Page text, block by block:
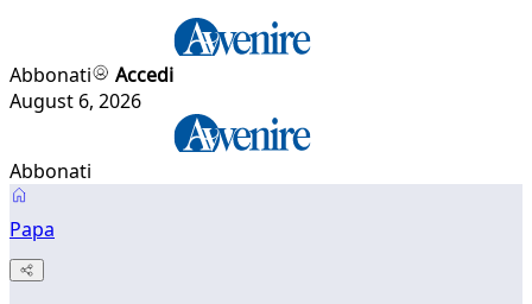
Abbonati
Accedi
August 6, 2026
Abbonati
Papa